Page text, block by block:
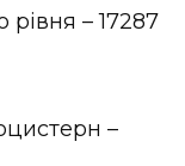
– 17287
–